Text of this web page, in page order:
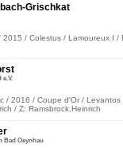
Grischkat
2015 / Colestus / Lamoureux I /
/ 2016 / Coupe d'Or / Levantos
/ Z: Ramsbrock,Heinrich
Bad Oeynhau